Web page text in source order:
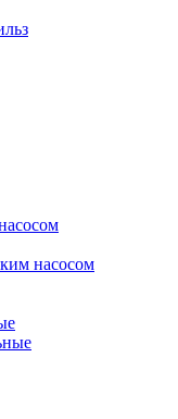
насосом